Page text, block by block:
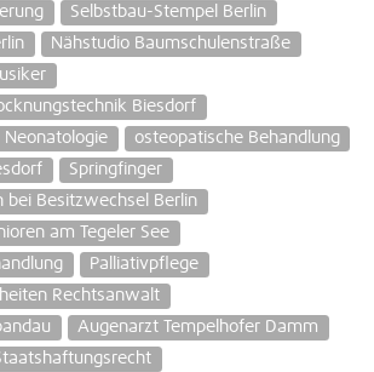
Selbstbau-Stempel Berlin
Nähstudio Baumschulenstraße
Biesdorf
Neonatologie
osteopatische Behandlung
Springfinger
bei Besitzwechsel Berlin
am Tegeler See
Palliativpflege
Rechtsanwalt
Augenarzt Tempelhofer Damm